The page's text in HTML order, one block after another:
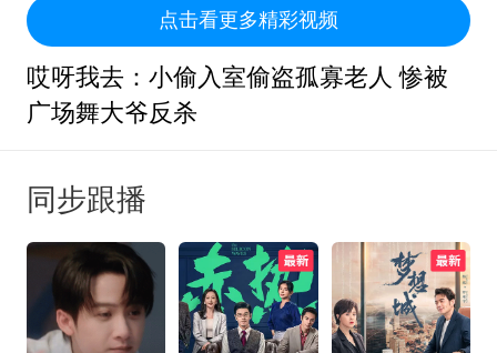
点击看更多精彩视频
哎呀我去：小偷入室偷盗孤寡老人 惨被
广场舞大爷反杀
同步跟播